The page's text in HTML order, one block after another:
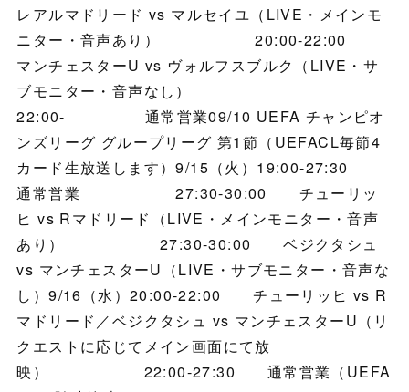
レアルマドリード vs マルセイユ（LIVE・メインモ
ニター・音声あり） 20:00-22:00
マンチェスターU vs ヴォルフスブルク（LIVE・サ
ブモニター・音声なし）
22:00- 通常営業09/10 UEFA チャンピオ
ンズリーグ グループリーグ 第1節（UEFACL毎節4
カード生放送します）9/15（火）19:00-27:30
通常営業 27:30-30:00 チューリッ
ヒ vs Rマドリード（LIVE・メインモニター・音声
あり） 27:30-30:00 ベジクタシュ
vs マンチェスターU（LIVE・サブモニター・音声な
し）9/16（水）20:00-22:00 チューリッヒ vs R
マドリード／ベジクタシュ vs マンチェスターU（リ
クエストに応じてメイン画面にて放
映） 22:00-27:30 通常営業（UEFA